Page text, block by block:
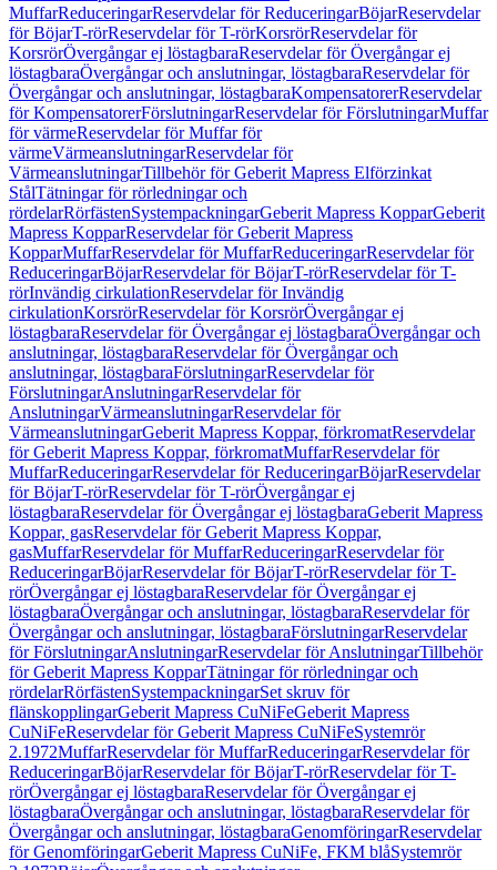
MuffarReduceringarReservdelar för ReduceringarBöjarReservdelar
för BöjarT-rörReservdelar för T-rörKorsrörReservdelar för
KorsrörÖvergångar ej löstagbaraReservdelar för Övergångar ej
löstagbaraÖvergångar och anslutningar, löstagbaraReservdelar för
Övergångar och anslutningar, löstagbaraKompensatorerReservdelar
för KompensatorerFörslutningarReservdelar för FörslutningarMuffar
för värmeReservdelar för Muffar för
värmeVärmeanslutningarReservdelar för
VärmeanslutningarTillbehör för Geberit Mapress Elförzinkat
StålTätningar för rörledningar och
rördelarRörfästenSystempackningarGeberit Mapress KopparGeberit
Mapress KopparReservdelar för Geberit Mapress
KopparMuffarReservdelar för MuffarReduceringarReservdelar för
ReduceringarBöjarReservdelar för BöjarT-rörReservdelar för T-
rörInvändig cirkulationReservdelar för Invändig
cirkulationKorsrörReservdelar för KorsrörÖvergångar ej
löstagbaraReservdelar för Övergångar ej löstagbaraÖvergångar och
anslutningar, löstagbaraReservdelar för Övergångar och
anslutningar, löstagbaraFörslutningarReservdelar för
FörslutningarAnslutningarReservdelar för
AnslutningarVärmeanslutningarReservdelar för
VärmeanslutningarGeberit Mapress Koppar, förkromatReservdelar
för Geberit Mapress Koppar, förkromatMuffarReservdelar för
MuffarReduceringarReservdelar för ReduceringarBöjarReservdelar
för BöjarT-rörReservdelar för T-rörÖvergångar ej
löstagbaraReservdelar för Övergångar ej löstagbaraGeberit Mapress
Koppar, gasReservdelar för Geberit Mapress Koppar,
gasMuffarReservdelar för MuffarReduceringarReservdelar för
ReduceringarBöjarReservdelar för BöjarT-rörReservdelar för T-
rörÖvergångar ej löstagbaraReservdelar för Övergångar ej
löstagbaraÖvergångar och anslutningar, löstagbaraReservdelar för
Övergångar och anslutningar, löstagbaraFörslutningarReservdelar
för FörslutningarAnslutningarReservdelar för AnslutningarTillbehör
för Geberit Mapress KopparTätningar för rörledningar och
rördelarRörfästenSystempackningarSet skruv för
flänskopplingarGeberit Mapress CuNiFeGeberit Mapress
CuNiFeReservdelar för Geberit Mapress CuNiFeSystemrör
2.1972MuffarReservdelar för MuffarReduceringarReservdelar för
ReduceringarBöjarReservdelar för BöjarT-rörReservdelar för T-
rörÖvergångar ej löstagbaraReservdelar för Övergångar ej
löstagbaraÖvergångar och anslutningar, löstagbaraReservdelar för
Övergångar och anslutningar, löstagbaraGenomföringarReservdelar
för GenomföringarGeberit Mapress CuNiFe, FKM blåSystemrör